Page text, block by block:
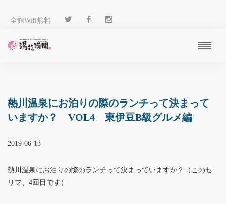
全館Wifi無料
客 室
温 泉
料 理
施 設
ブログ
ENGLISH
熱川温泉にお泊りの際のランチって決まって
いますか？ VOL4 東伊豆B級グルメ編
2019-06-13
熱川温泉にお泊りの際のランチって決まっていますか？（このセ
リフ、4回目です）